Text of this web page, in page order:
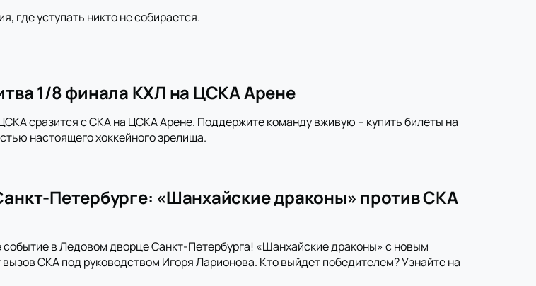
где уступать никто не собирается.
1/8 финала КХЛ на ЦСКА Арене
сразится с СКА на ЦСКА Арене. Поддержите команду вживую – купить билеты на
настоящего хоккейного зрелища.
Петербурге: «Шанхайские драконы» против СКА
событие в Ледовом дворце Санкт-Петербурга! «Шанхайские драконы» с новым
СКА под руководством Игоря Ларионова. Кто выйдет победителем? Узнайте на